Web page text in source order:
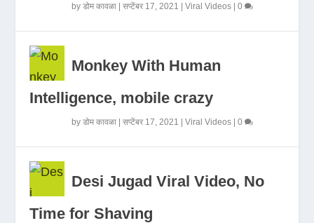
byडोम कावळा |सप्टेंबर 17, 2021 |Viral Videos |0
Monkey With Human
Intelligence, mobile crazy
byडोम कावळा |सप्टेंबर 17, 2021 |Viral Videos |0
Desi Jugad Viral Video, No
Time for Shaving